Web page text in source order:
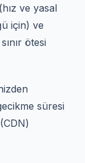
ve yasal
için) ve
ötesi
süresi